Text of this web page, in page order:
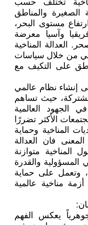
تختلف حسب
الصغيرة والمناطق
مستوى البحر،
وآسيا معرضة
العدالة المناخية
من خلال سياسات
على التكيف مع
إنشاء نظام عالمي
حيث تساهم
الجهود العالمية
الأكثر تضررًا
المناخية وحماية
فان العدالة
المناخية متوازنة
والقدرة
وتعمل على حماية
مناخية عالمية
يعكس الفهم